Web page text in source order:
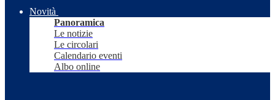
Novità
Panoramica
Le notizie
Le circolari
Calendario eventi
Albo online